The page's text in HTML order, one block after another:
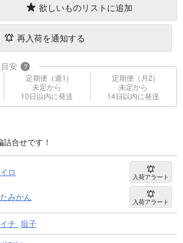
欲しいものリストに追加
再入荷を通知する
安 ?
定期便（週1)
未定から
10日以内に発送
定期便（月2)
未定から
14日以内に発送
合せです！
ロ 入荷アラート
みかん 入荷アラート
チ 垣子